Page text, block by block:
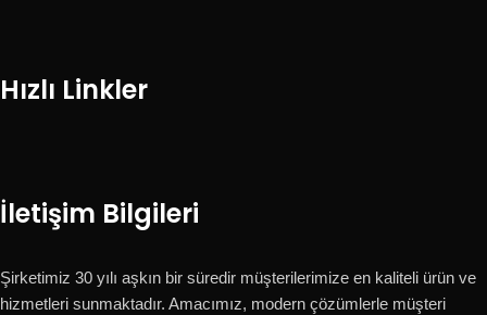
Hızlı Linkler
İletişim Bilgileri
Şirketimiz 30 yılı aşkın bir süredir müşterilerimize en kaliteli ürün ve
hizmetleri sunmaktadır. Amacımız, modern çözümlerle müşteri